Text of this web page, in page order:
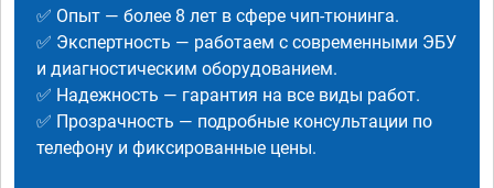
✅ Опыт — более 8 лет в сфере чип-тюнинга.
✅ Экспертность — работаем с современными ЭБУ
и диагностическим оборудованием.
✅ Надежность — гарантия на все виды работ.
✅ Прозрачность — подробные консультации по
телефону и фиксированные цены.